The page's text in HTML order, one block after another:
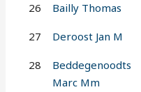
26 Bailly Thomas
27 Deroost Jan M
28
Beddegenoodts
Marc Mm